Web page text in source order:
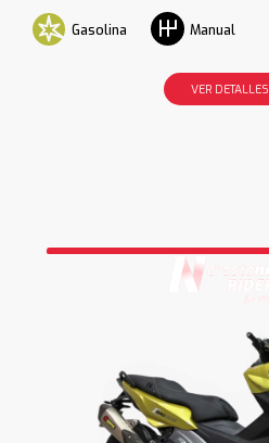
Gasolina Manual
VER DETALLES